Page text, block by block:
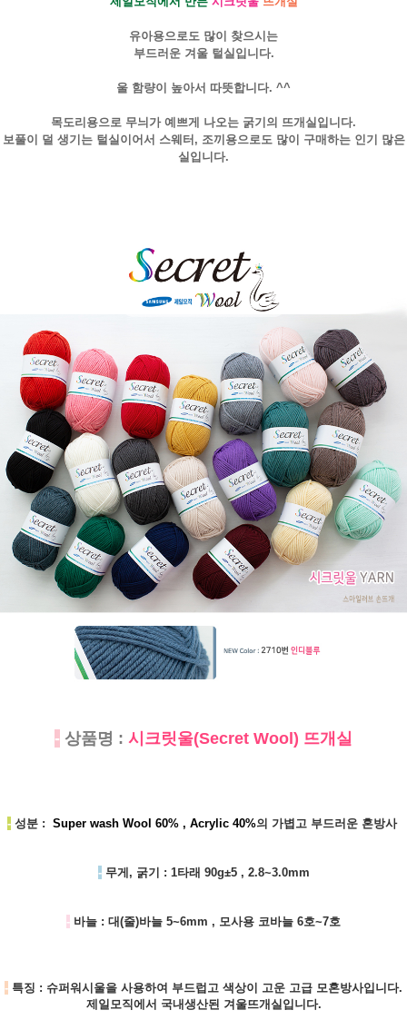
유아용으로도 많이 찾으시는
부드러운 겨울 털실입니다.
울 함량이 높아서 따뜻합니다. ^^
목도리용으로 무늬가 예쁘게 나오는 굵기의 뜨개실입니다.
보풀이 덜 생기는 털실이어서 스웨터, 조끼용으로도 많이 구매하는 인기 많은
실입니다.
- 상품명 : 시크릿울(Secret Wool) 뜨개실
- 성분 : Super wash Wool 60% , Acrylic 40%의 가볍고 부드러운 혼방사
- 무게, 굵기 : 1타래 90g±5 , 2.8~3.0mm
- 바늘 : 대(줄)바늘 5~6mm , 모사용 코바늘 6호~7호
- 특징 : 슈퍼워시울을 사용하여 부드럽고 색상이 고운 고급 모혼방사입니다.
제일모직에서 국내생산된 겨울뜨개실입니다.